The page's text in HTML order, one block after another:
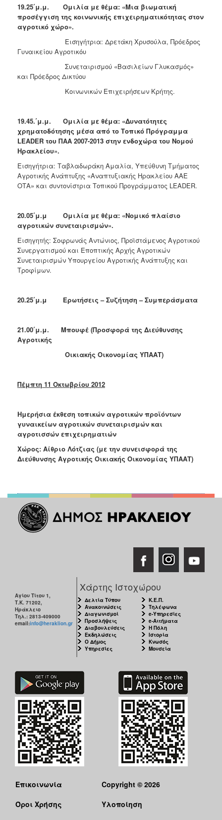
19.25΄μ.μ.
Ομιλία με θέμα: «Μια βιωματική
προσέγγιση της κοινωνικής επιχειρηματικότητας στον
αγροτικό χώρο».
Εισηγήτρια: Δρετάκη Χρυσούλα, Πρόεδρος
Γυναικείου Αγροτικόυ
Συνεταιρισμού «Βασιλείων Γλυκασμός»
και Πρόεδρος Δικτύου
Κοινωνικών Επιχειρήσεων Κρήτης.
19.45.΄μ.μ.
Ομιλία με θέμα: «Δυνατότητες
χρηματοδότησης μέσα από το Τοπικό Πρόγραμμα
LEADER του ΠΑΑ 2007-2013 στην ενδοχώρα του Νομού
Ηρακλείου».
Εισηγήτρια: Ταβλαδωράκη Αμαλία, Υπεύθυνη Τμήματος
Αγροτικής Ανάπτυξης «Αναπτυξιακής Ηρακλείου ΑΑΕ
ΟΤΑ» και συντονίστρια Τοπικού Προγράμματος LEADER.
20.05΄μ.μ Ομιλία με θέμα: «Νομικό πλαίσιο
αγροτικών συνεταιρισμών».
Εισηγητής: Σοφρωνάς Αντώνιος, Προϊστάμενος Αγροτικού
Συνεργατισμού και Εποπτικής Αρχής Αγροτικών
Συνεταιρισμών Υπουργείου Αγροτικής Ανάπτυξης και
Τροφίμων.
20.25΄μ.μ Ερωτήσεις – Συζήτηση – Συμπεράσματα
21.00΄μ.μ. Μπουφέ (Προσφορά της Διεύθυνσης
Αγροτικής
Οικιακής Οικονομίας ΥΠΑΑΤ)
Πέμπτη 11 Οκτωβρίου 2012
Ημερήσια έκθεση τοπικών αγροτικών προϊόντων
γυναικείων αγροτικών συνεταιρισμών και
αγροτισσών επιχειρηματιών
Χώρος: Αίθριο Λότζιας (με την συνεισφορά της
Διεύθυνσης Αγροτικής Οικιακής Οικονομίας ΥΠΑΑΤ)
Αγίου Τίτου 1,
Τ.Κ. 71202,
Ηράκλειο
Τηλ.: 2813-409000
email:info@heraklion.gr
Χάρτης Ιστοχώρου
Δελτία Τύπου
Ανακοινώσεις
Διαγωνισμοί
Προσλήψεις
Διαβουλεύσεις
Εκδηλώσεις
Ο Δήμος
Υπηρεσίες
Κ.Ε.Π.
Τηλέφωνα
e-Υπηρεσίες
e-Αιτήματα
Η Πόλη
Ιστορία
Κνωσός
Μουσεία
Επικοινωνία
Όροι Χρήσης
Copyright © 2026
Υλοποίηση